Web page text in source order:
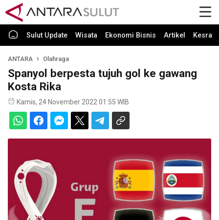
Sulut Update Wisata Ekonomi Bisnis Artikel Kesra
ANTARA Olahraga
Spanyol berpesta tujuh gol ke gawang
Kosta Rika
Kamis, 24 November 2022 01:55 WIB